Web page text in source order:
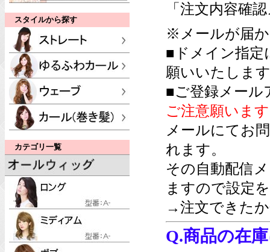
スタイルから探す
カテゴリ一覧
「注文内容確
※メールが届
■ドメイン指定
願いいたしま
■ご登録メール
ご注意願います
メールにてお
れます。
その自動配信
ますので設定
→注文できた
Q.商品の在